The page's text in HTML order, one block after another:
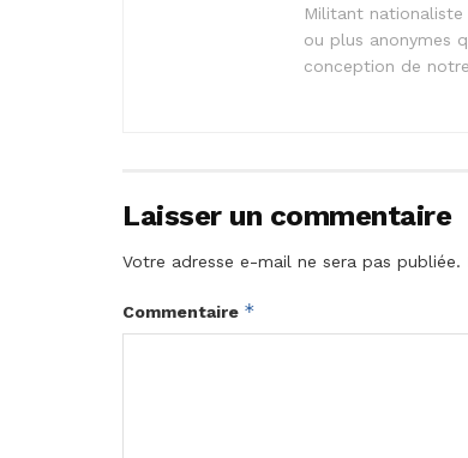
Militant
ou plus anonymes
conception de
Laisser un commentaire
Votre adresse e-mail ne sera pas publiée.
Commentaire *